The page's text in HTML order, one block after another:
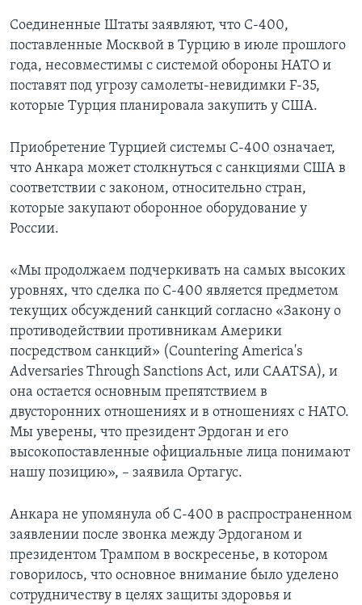
Соединенные Штаты заявляют, что С-400,
поставленные Москвой в Турцию в июле прошлого
года, несовместимы с системой обороны НАТО и
поставят под угрозу самолеты-невидимки F-35,
которые Турция планировала закупить у США.
Приобретение Турцией системы С-400 означает,
что Анкара может столкнуться с санкциями США в
соответствии с законом, относительно стран,
которые закупают оборонное оборудование у
России.
«Мы продолжаем подчеркивать на самых высоких
уровнях, что сделка по С-400 является предметом
текущих обсуждений санкций согласно «Закону о
противодействии противникам Америки
посредством санкций» (Countering America's
Adversaries Through Sanctions Act, или CAATSA), и
она остается основным препятствием в
двусторонних отношениях и в отношениях с НАТО.
Мы уверены, что президент Эрдоган и его
высокопоставленные официальные лица понимают
нашу позицию», – заявила Ортагус.
Анкара не упомянула об С-400 в распространенном
заявлении после звонка между Эрдоганом и
президентом Трампом в воскресенье, в котором
говорилось, что основное внимание было уделено
сотрудничеству в целях защиты здоровья и